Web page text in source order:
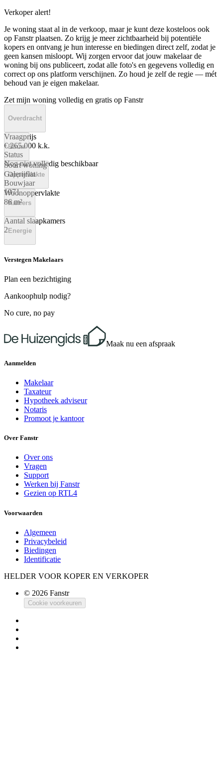
Verkoper alert!
Je woning staat al in de verkoop, maar je kunt deze kosteloos ook
op Fanstr plaatsen. Zo krijg je meer zichtbaarheid bij potentiële
kopers en ontvang je hun interesse en biedingen direct zelf, zodat je
geen kansen misloopt. Wij zorgen ervoor dat jouw makelaar de
woning bij ons publiceert, zodat alle foto's en gegevens volledig en
correct op ons platform verschijnen. Zo houd je zelf de regie — mét
behoud van je eigen makelaar.
Zet mijn woning volledig en gratis op Fanstr
Overdracht
Vraagprijs
€ 265.000 k.k.
Status
Nog niet volledig beschikbaar
Bouw
Soort woning
Galerijflat
Bouwjaar
1971
Oppervlakte
Woonoppervlakte
86 m²
Kamers
Aantal slaapkamers
2 Energie
Verstegen Makelaars
Plan een bezichtiging
Aankoophulp nodig?
No cure, no pay
Maak nu een afspraak
Aanmelden
Makelaar
Taxateur
Hypotheek adviseur
Notaris
Promoot je kantoor
Over Fanstr
Over ons
Vragen
Support
Werken bij Fanstr
Gezien op RTL4
Voorwaarden
Algemeen
Privacybeleid
Biedingen
Identificatie
HELDER VOOR KOPER EN VERKOPER
© 2026 Fanstr
Cookie voorkeuren